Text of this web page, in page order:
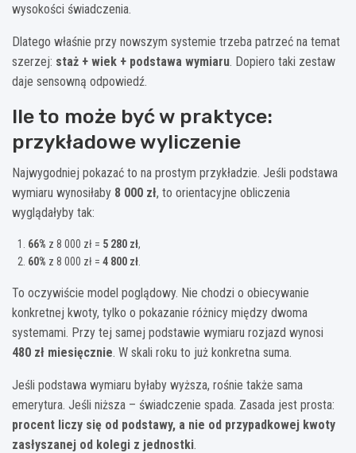
wysokości świadczenia.
Dlatego właśnie przy nowszym systemie trzeba patrzeć na temat
szerzej: staż + wiek + podstawa wymiaru. Dopiero taki zestaw
daje sensowną odpowiedź.
Ile to może być w praktyce:
przykładowe wyliczenie
Najwygodniej pokazać to na prostym przykładzie. Jeśli podstawa
wymiaru wynosiłaby 8 000 zł, to orientacyjne obliczenia
wyglądałyby tak:
66% z 8 000 zł = 5 280 zł,
60% z 8 000 zł = 4 800 zł
To oczywiście model poglądowy. Nie chodzi o obiecywanie
konkretnej kwoty, tylko o pokazanie różnicy między dwoma
systemami. Przy tej samej podstawie wymiaru rozjazd wynosi
480 zł miesięcznie. W skali roku to już konkretna suma.
Jeśli podstawa wymiaru byłaby wyższa, rośnie także sama
emerytura. Jeśli niższa – świadczenie spada. Zasada jest prosta:
procent liczy się od podstawy, a nie od przypadkowej kwoty
zasłyszanej od kolegi z jednostki.